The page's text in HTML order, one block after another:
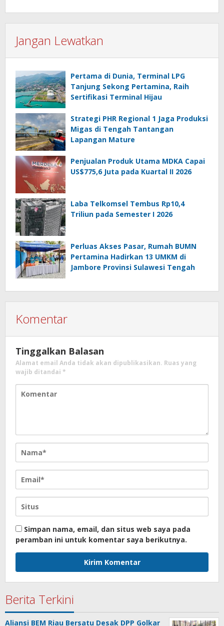
Jangan Lewatkan
Pertama di Dunia, Terminal LPG
Tanjung Sekong Pertamina, Raih
Sertifikasi Terminal Hijau
Strategi PHR Regional 1 Jaga Produksi
Migas di Tengah Tantangan
Lapangan Mature
Penjualan Produk Utama MDKA Capai
US$775,6 Juta pada Kuartal II 2026
Laba Telkomsel Tembus Rp10,4
Triliun pada Semester I 2026
Perluas Akses Pasar, Rumah BUMN
Pertamina Hadirkan 13 UMKM di
Jambore Provinsi Sulawesi Tengah
Komentar
Tinggalkan Balasan
Alamat email Anda tidak akan dipublikasikan. Ruas yang
wajib ditandai *
Simpan nama, email, dan situs web saya pada
peramban ini untuk komentar saya berikutnya.
Berita Terkini
Aliansi BEM Riau Bersatu Desak DPP Golkar